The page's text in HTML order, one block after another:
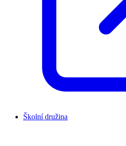
Školní družina